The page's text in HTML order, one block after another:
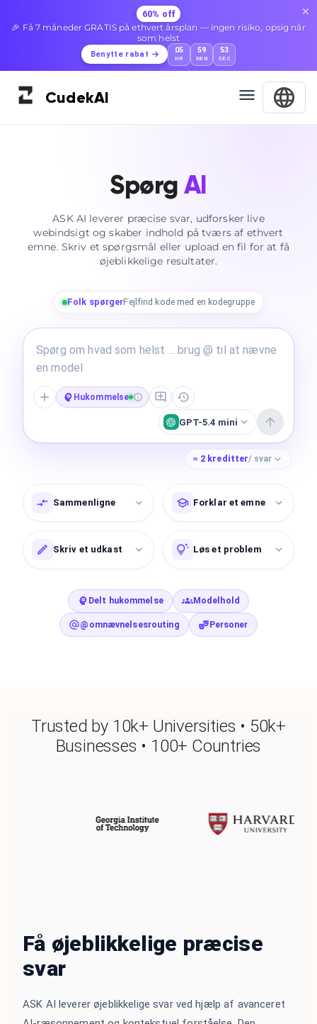
60% off
🎉 Få 7 måneder GRATIS på ethvert årsplan — ingen risiko, opsig når
som helst
Benytte rabat 05
HR
59
MIN
52
SEC
CudekAI
Spørg AI
ASK AI leverer præcise svar, udforsker live
webindsigt og skaber indhold på tværs af ethvert
emne. Skriv et spørgsmål eller upload en fil for at få
øjeblikkelige resultater.
Folk spørgerFejlfind kode med en kodegruppe
Hukommelse
GPT-5.4 mini
≈ 2 kreditter/ svar
Sammenligne Forklar et emne
Skriv et udkast Løs et problem
Delt hukommelse Modelhold
@omnævnelsesrouting Personer
Trusted by 10k+ Universities • 50k+
Businesses • 100+ Countries
Få øjeblikkelige præcise
svar
ASK AI leverer øjeblikkelige svar ved hjælp af avanceret